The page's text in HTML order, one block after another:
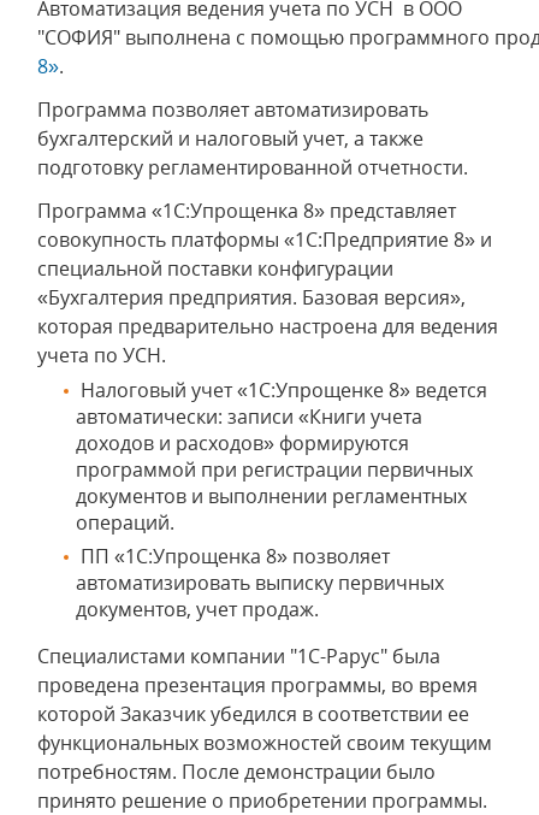
Автоматизация ведения учета по УСН в ООО
"СОФИЯ" выполнена с помощью программного
8».
Программа позволяет автоматизировать
бухгалтерский и налоговый учет, а также
подготовку регламентированной отчетности.
Программа «1С:Упрощенка 8» представляет
совокупность платформы «1С:Предприятие 8» и
специальной поставки конфигурации
«Бухгалтерия предприятия. Базовая версия»,
которая предварительно настроена для ведения
учета по УСН.
Налоговый учет «1С:Упрощенке 8» ведется
автоматически: записи «Книги учета
доходов и расходов» формируются
программой при регистрации первичных
документов и выполнении регламентных
операций.
ПП «1С:Упрощенка 8» позволяет
автоматизировать выписку первичных
документов, учет продаж.
Специалистами компании "1С-Рарус" была
проведена презентация программы, во время
которой Заказчик убедился в соответствии ее
функциональных возможностей своим текущим
потребностям. После демонстрации было
принято решение о приобретении программы.